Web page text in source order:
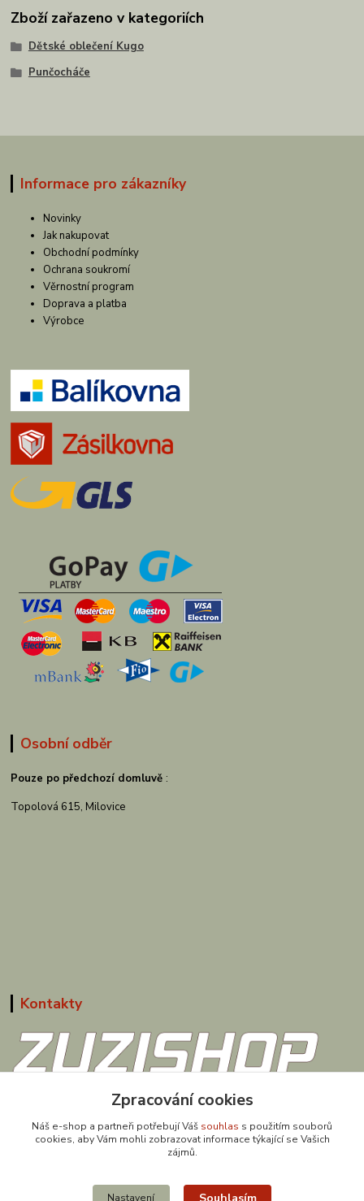
Zboží zařazeno v kategoriích
Dětské oblečení Kugo
Punčocháče
Informace pro zákazníky
Novinky
Jak nakupovat
Obchodní podmínky
Ochrana soukromí
Věrnostní program
Doprava a platba
Výrobce
Osobní odběr
Pouze po předchozí domluvě :
Topolová 615, Milovice
Kontakty
obchod@zuzishop.cz
Zpracování cookies
Náš e-shop a partneři potřebují Váš souhlas s použitím souborů
cookies, aby Vám mohli zobrazovat informace týkající se Vašich
zájmů.
Nastavení